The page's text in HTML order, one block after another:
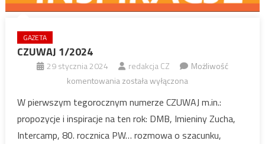
GAZETA
CZUWAJ 1/2024
29 stycznia 2024 redakcja CZ
Możliwość
komentowaniaCZUWAJ
została wyłączona
W pierwszym tegorocznym numerze CZUWAJ m.in.:
propozycje i inspiracje na ten rok: DMB, Imieniny Zucha,
Intercamp, 80. rocznica PW… rozmowa o szacunku,